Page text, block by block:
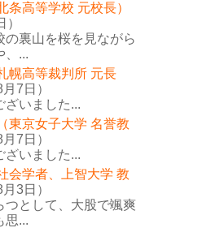
条高等学校 元校長）
）
の裏山を桜を見ながら
、...
幌高等裁判所 元長
月7日）
ざいました...
東京女子大学 名誉教
月7日）
ざいました...
会学者、上智大学 教
月3日）
つとして、大股で颯爽
思...